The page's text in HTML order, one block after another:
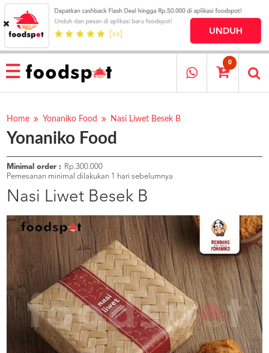
HOME
MENU
RESTAURANT
PESAN
OUR
COMPANY
KATA
MEREKA
KATALOG
LOYALTY
PROGRAM
ABOUT
US
CATERERS
BLOG
TERMS
CONDITIONS
0
Home Yonaniko Food Nasi Liwet Besek B
Yonaniko Food
Minimal order :
Rp.300.000
Pemesanan minimal dilakukan 1 hari sebelumnya
Nasi Liwet Besek B